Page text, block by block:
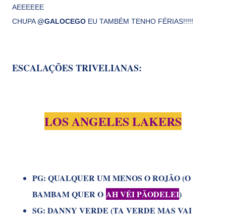
AEEEEEE
CHUPA@GALOCEGO EU TAMBÉM TENHO FÉRIAS!!!!!
ESCALAÇÕES TRIVELIANAS:
LOS ANGELES LAKERS
PG: QUALQUER UM MENOS O ROJÃO (O
BAMBAM QUER O AH VÉI PÃODELEI)
SG: DANNY VERDE (TA VERDE MAS VAI